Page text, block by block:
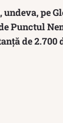
undeva, pe
Punctul
de